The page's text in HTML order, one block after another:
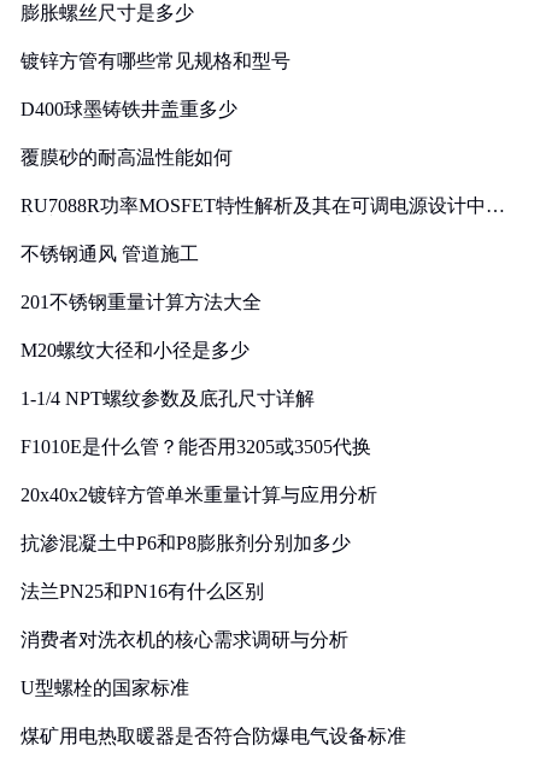
膨胀螺丝尺寸是多少
镀锌方管有哪些常见规格和型号
D400球墨铸铁井盖重多少
覆膜砂的耐高温性能如何
RU7088R功率MOSFET特性解析及其在可调电源设计中的
不锈钢通风 管道施工
201不锈钢重量计算方法大全
M20螺纹大径和小径是多少
1-1/4 NPT螺纹参数及底孔尺寸详解
F1010E是什么管？能否用3205或3505代换
20x40x2镀锌方管单米重量计算与应用分析
抗渗混凝土中P6和P8膨胀剂分别加多少
法兰PN25和PN16有什么区别
消费者对洗衣机的核心需求调研与分析
U型螺栓的国家标准
煤矿用电热取暖器是否符合防爆电气设备标准